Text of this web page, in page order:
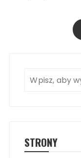
STRONY